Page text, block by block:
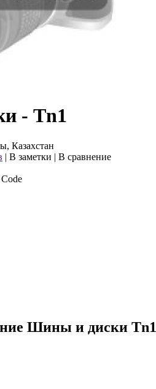
- Tn1
Казахстан
| В заметки | В сравнение
Шины и диски Tn1